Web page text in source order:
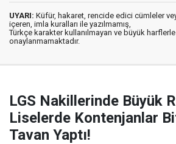
UYARI: Küfür, hakaret, rencide edici cümleler
içeren, imla kuralları ile yazılmamış,
Türkçe karakter kullanılmayan ve büyük harflerle
onaylanmamaktadır.
LGS Nakillerinde Büyük
Liselerde Kontenjanlar
Tavan Yaptı!